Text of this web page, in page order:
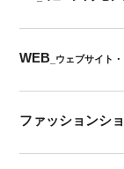
WEB _ウェブサイト
ファッションシ